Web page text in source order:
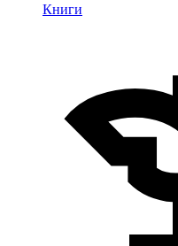
Книги